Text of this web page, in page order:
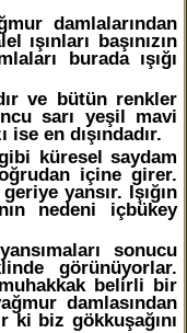
damlalarından
başınızın
burada ışığı
ve bütün renkler
sarı yeşil mavi
en dışındadır.
küresel saydam
içine girer.
yansır. Işığın
nedeni içbükey
sonucu
görünüyorlar.
belirli bir
damlasından
ki biz gökkuşağını